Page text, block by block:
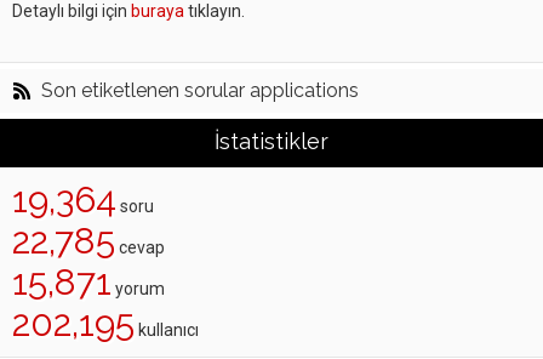
Detaylı bilgi için buraya tıklayın.
Son etiketlenen sorular applications
İstatistikler
19,364 soru
22,785 cevap
15,871 yorum
202,195 kullanıcı